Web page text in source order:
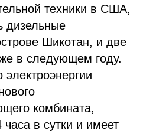
техники в США,
дизельные
Шикотан, и две
в следующем году.
комбината,
часа в сутки и имеет